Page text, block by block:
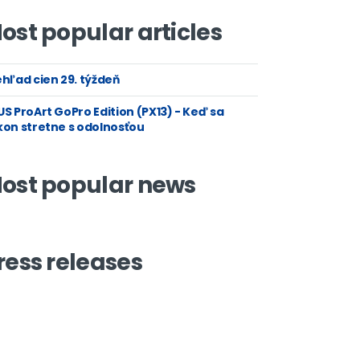
popular articles
cien 29. týždeň
ProArt GoPro Edition (PX13) - Keď sa
stretne s odolnosťou
popular news
releases